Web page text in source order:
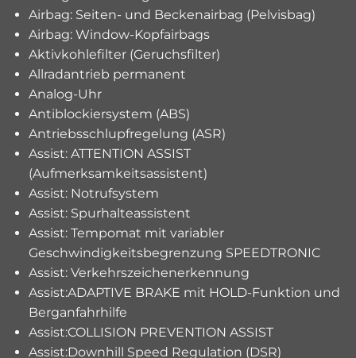
Airbag: Seiten- und Beckenairbag (Pelvisbag)
Airbag: Window-Kopfairbags
Aktivkohlefilter (Geruchsfilter)
Allradantrieb permanent
Analog-Uhr
Antiblockiersystem (ABS)
Antriebsschlupfregelung (ASR)
Assist: ATTENTION ASSIST
(Aufmerksamkeitsassistent)
Assist: Notrufsystem
Assist: Spurhalteassistent
Assist: Tempomat mit variabler
Geschwindigkeitsbegrenzung SPEEDTRONIC
Assist: Verkehrszeichenerkennung
Assist:ADAPTIVE BRAKE mit HOLD-Funktion und
Berganfahrhilfe
Assist:COLLISION PREVENTION ASSIST
Assist:Downhill Speed Regulation (DSR)